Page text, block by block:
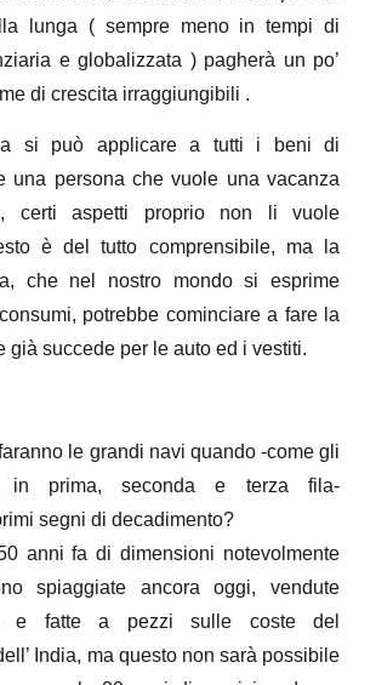
lunga ( sempre meno in tempi di
e globalizzata ) pagherà un po’
di crescita irraggiungibili .
si può applicare a tutti i beni di
una persona che vuole una vacanza
certi aspetti proprio non li vuole
è del tutto comprensibile, ma la
che nel nostro mondo si esprime
potrebbe cominciare a fare la
già succede per le auto ed i vestiti.
le grandi navi quando -come gli
in prima, seconda e terza fila-
segni di decadimento?
anni fa di dimensioni notevolmente
spiaggiate ancora oggi, vendute
e fatte a pezzi sulle coste del
India, ma questo non sarà possibile